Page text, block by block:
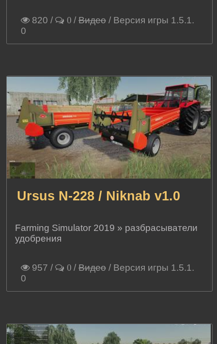
820 / 0 /Видео/ Версия игры 1.5.1.
0
Ursus N-228 / Niknab v1.0
Farming Simulator 2019 » разбрасыватели
удобрения
957 / 0 /Видео/ Версия игры 1.5.1.
0